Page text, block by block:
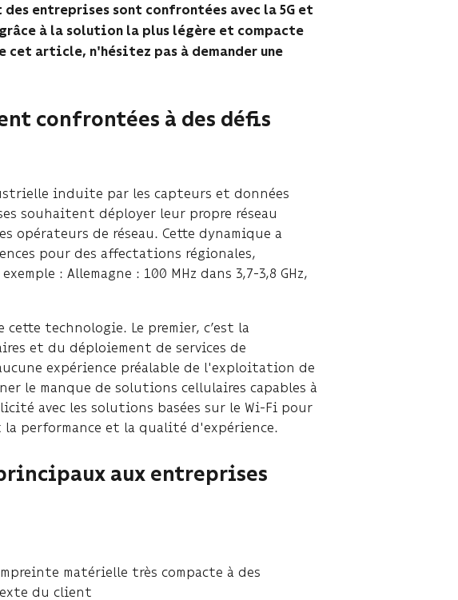
entreprises sont confrontées avec la 5G et
à la solution la plus légère et compacte
cet article, n'hésitez pas à demander une
confrontées à des défis
induite par les capteurs et données
souhaitent déployer leur propre réseau
opérateurs de réseau. Cette dynamique a
pour des affectations régionales,
: Allemagne : 100 MHz dans 3,7-3,8 GHz,
technologie. Le premier, c’est la
et du déploiement de services de
expérience préalable de l'exploitation de
le manque de solutions cellulaires capables à
avec les solutions basées sur le Wi-Fi pour
performance et la qualité d'expérience.
aux entreprises
matérielle très compacte à des
du client